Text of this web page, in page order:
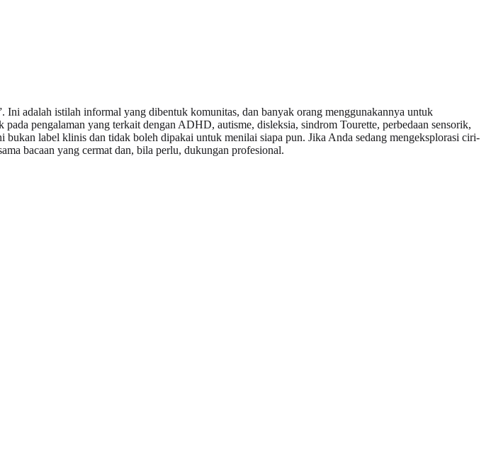
adalah istilah informal yang dibentuk komunitas, dan banyak orang menggunakannya untuk
pengalaman yang terkait dengan ADHD, autisme, disleksia, sindrom Tourette, perbedaan sensorik,
label klinis dan tidak boleh dipakai untuk menilai siapa pun. Jika Anda sedang mengeksplorasi ciri-
bacaan yang cermat dan, bila perlu, dukungan profesional.